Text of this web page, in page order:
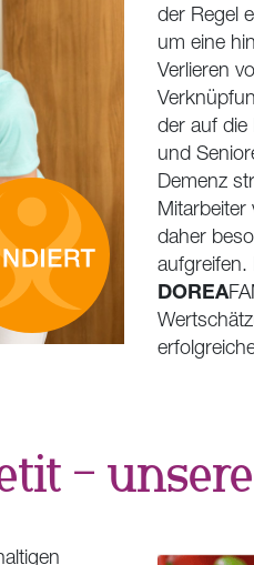
der Regel
um eine
Verlieren
der auf die
und
Demenz
Mitarbeiter
daher
DOREA
–